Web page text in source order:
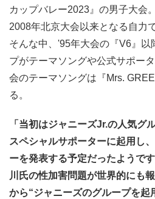
カップバレー2023』の男子大会
2008年北京大会以来となる自力
そんな中、'95年大会の『V6』以
プがテーマソングや公式サポー
会のテーマソングは『Mrs.
る。
「当初はジャニーズJr.の人気グ
スペシャルサポーターに起用し
ーを発表する予定だったようで
川氏の性加害問題が世界的にも
から“ジャニーズのグループを起